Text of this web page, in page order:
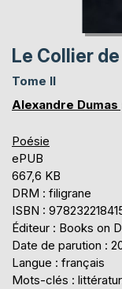
Le Collier
Tome II
Alexandre Dumas
Poésie
ePUB
667,6 KB
DRM : filigrane
ISBN :
Éditeur : Books on
Date de parution :
Langue : français
Mots-clés :